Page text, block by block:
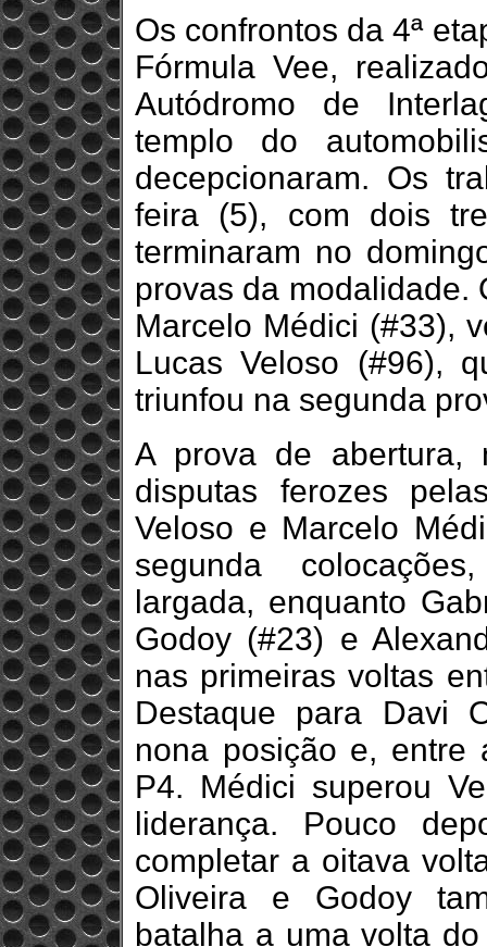
Os confrontos da 4ª
Fórmula Vee,
Autódromo de
templo do
decepcionaram. Os
feira (5), com dois
terminaram no
provas da modalidade.
Marcelo Médici (#33),
Lucas Veloso (#96),
triunfou na segunda
A prova de abertura,
disputas ferozes
Veloso e Marcelo
segunda
largada, enquanto
Godoy (#23) e
nas primeiras voltas
Destaque para Davi
nona posição e,
P4. Médici superou
liderança. Pouco
completar a oitava
Oliveira e Godoy
batalha a uma volta